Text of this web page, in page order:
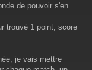
de pouvoir s'en
trouvé 1 point, score
je vais mettre